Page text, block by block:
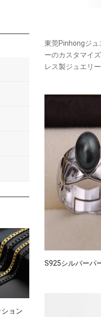
東莞Pinhongジュ
ーのカスタマイ
レス製ジュエリ
S925シルバーパ
ョン